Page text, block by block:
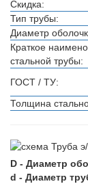
Скидка:
Тип трубы:
Диаметр
Краткое
стальной трубы:
ГОСТ / ТУ:
Толщина
D - Диаметр
d - Диаметр